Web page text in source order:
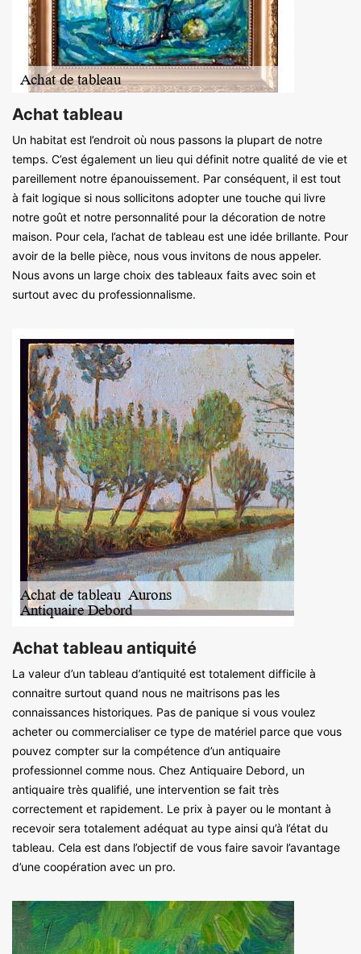
Achat tableau
Un habitat est l’endroit où nous passons la plupart de notre
temps. C’est également un lieu qui définit notre qualité de vie et
pareillement notre épanouissement. Par conséquent, il est tout
à fait logique si nous sollicitons adopter une touche qui livre
notre goût et notre personnalité pour la décoration de notre
maison. Pour cela, l’achat de tableau est une idée brillante. Pour
avoir de la belle pièce, nous vous invitons de nous appeler.
Nous avons un large choix des tableaux faits avec soin et
surtout avec du professionnalisme.
Achat tableau antiquité
La valeur d’un tableau d’antiquité est totalement difficile à
connaitre surtout quand nous ne maitrisons pas les
connaissances historiques. Pas de panique si vous voulez
acheter ou commercialiser ce type de matériel parce que vous
pouvez compter sur la compétence d’un antiquaire
professionnel comme nous. Chez Antiquaire Debord, un
antiquaire très qualifié, une intervention se fait très
correctement et rapidement. Le prix à payer ou le montant à
recevoir sera totalement adéquat au type ainsi qu’à l’état du
tableau. Cela est dans l’objectif de vous faire savoir l’avantage
d’une coopération avec un pro.